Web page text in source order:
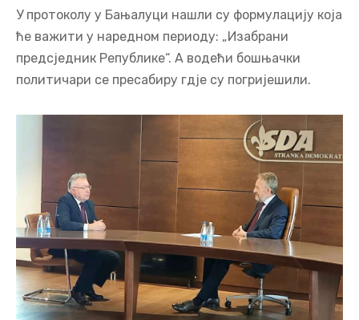
У протоколу у Бањалуци нашли су формулацију која
ће важити у наредном периоду: „Изабрани
предсједник Републике“. А водећи бошњачки
политичари се пресабиру гдје су погријешили.